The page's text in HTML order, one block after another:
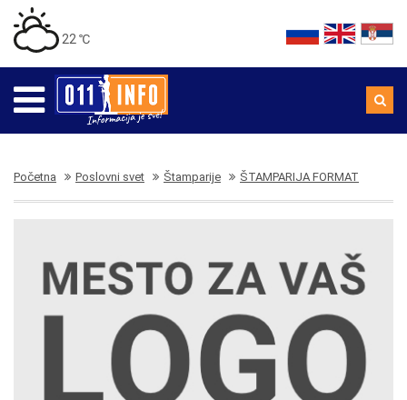
22 ℃
Početna Poslovni svet Štamparije ŠTAMPARIJA FORMAT